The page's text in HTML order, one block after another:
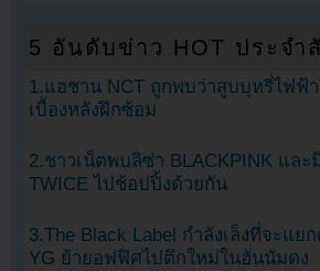
5 อันดับข่าว HOT ประจำ
1.แฮชาน NCT ถูกพบว่าสูบบุหรี่ไฟฟ้
เบื้องหลังฝึกซ้อม
2.ชาวเน็ตพบลิซ่า BLACKPINK และ
TWICE ไปช้อปปิ้งด้วยกัน
3.The Black Label กำลังเล็งที่จะแย
YG ย้ายอฟฟิศไปตึกใหม่ในฮันนัมดง